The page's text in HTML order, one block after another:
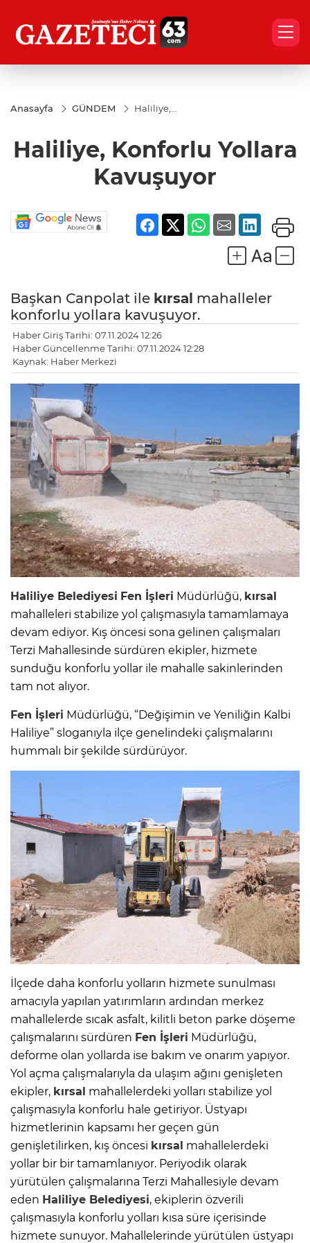
Anasayfa GÜNDEM
Haliliye,
Kavuşuyor
Haliliye, Konforlu Yollara
Kavuşuyor
Başkan Canpolat ile kırsal mahalleler
konforlu yollara kavuşuyor.
Haber Giriş Tarihi: 07.11.2024 12:26
Haber Güncellenme Tarihi: 07.11.2024 12:28
Kaynak: Haber Merkezi
Haliliye Belediyesi Fen İşleri Müdürlüğü, kırsal
mahalleleri stabilize yol çalışmasıyla tamamlamaya
devam ediyor. Kış öncesi sona gelinen çalışmaları
Terzi Mahallesinde sürdüren ekipler, hizmete
sunduğu konforlu yollar ile mahalle sakinlerinden
tam not alıyor.
Fen İşleri Müdürlüğü, “Değişimin ve Yeniliğin Kalbi
Haliliye” sloganıyla ilçe genelindeki çalışmalarını
hummalı bir şekilde sürdürüyor.
İlçede daha konforlu yolların hizmete sunulması
amacıyla yapılan yatırımların ardından merkez
mahallelerde sıcak asfalt, kilitli beton parke döşeme
çalışmalarını sürdüren Fen İşleri Müdürlüğü,
deforme olan yollarda ise bakım ve onarım yapıyor.
Yol açma çalışmalarıyla da ulaşım ağını genişleten
ekipler, kırsal mahallelerdeki yolları stabilize yol
çalışmasıyla konforlu hale getiriyor. Üstyapı
hizmetlerinin kapsamı her geçen gün
genişletilirken, kış öncesi kırsal mahallelerdeki
yollar bir bir tamamlanıyor. Periyodik olarak
yürütülen çalışmalarına Terzi Mahallesiyle devam
eden Haliliye Belediyesi, ekiplerin özverili
çalışmasıyla konforlu yolları kısa süre içerisinde
hizmete sunuyor. Mahallelerinde yürütülen üstyapı